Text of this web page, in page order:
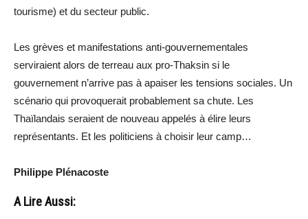
tourisme) et du secteur public.
Les grèves et manifestations anti-gouvernementales
serviraient alors de terreau aux pro-Thaksin si le
gouvernement n’arrive pas à apaiser les tensions sociales. Un
scénario qui provoquerait probablement sa chute. Les
Thaïlandais seraient de nouveau appelés à élire leurs
représentants. Et les politiciens à choisir leur camp…
Philippe Plénacoste
A Lire Aussi: